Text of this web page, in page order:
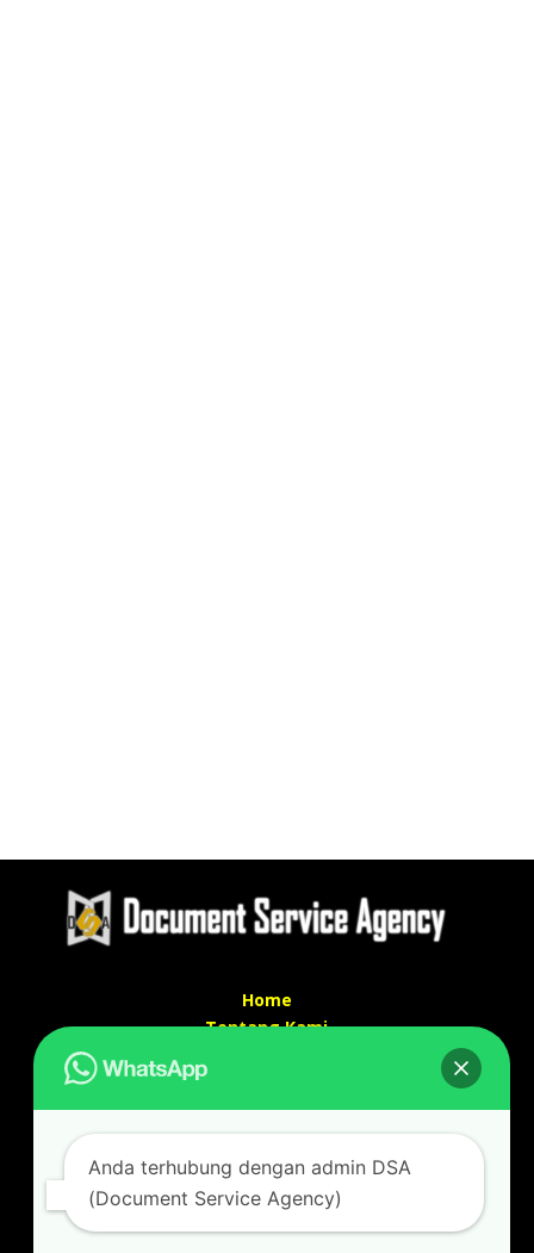
Home
Tentang Kami
Kontak kami
Alamat kantor :
Jl Swadaya Pam No 6 Rt 006 Rw 007 Jatinegara,
Cakung, Jakarta Timur 13930
Anda terhubung dengan admin DSA
(Document Service Agency)